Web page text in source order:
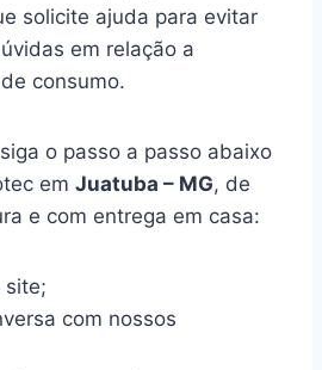
solicite ajuda para evitar
em relação a
consumo.
o passo a passo abaixo
em Juatuba – MG, de
e com entrega em casa:
site;
com nossos